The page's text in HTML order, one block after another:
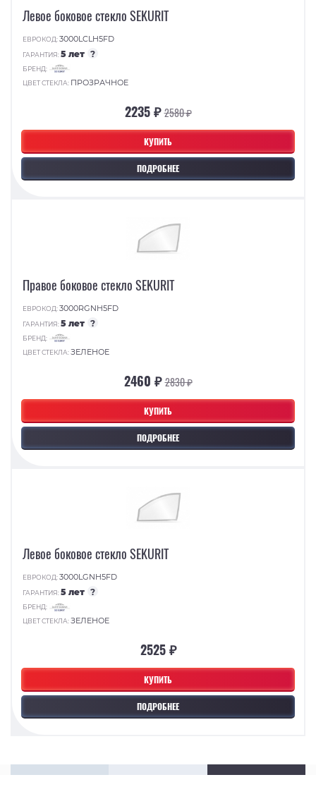
КУПИТЬ
ПОДРОБНЕЕ
Левое боковое стекло SEKURIT
ЕВРОКОД:3000LCLH5FD
ГАРАНТИЯ:5 лет ?
БРЕНД:
ЦВЕТ СТЕКЛА: ПРОЗРАЧНОЕ
2235 ₽2580 ₽
КУПИТЬ
ПОДРОБНЕЕ
Правое боковое стекло SEKURIT
ЕВРОКОД:3000RGNH5FD
ГАРАНТИЯ:5 лет ?
БРЕНД:
ЦВЕТ СТЕКЛА:ЗЕЛЕНОЕ
2460 ₽2830 ₽
КУПИТЬ
ПОДРОБНЕЕ
Левое боковое стекло SEKURIT
ЕВРОКОД:3000LGNH5FD
ГАРАНТИЯ:5 лет ?
БРЕНД:
ЦВЕТ СТЕКЛА:ЗЕЛЕНОЕ
2525 ₽